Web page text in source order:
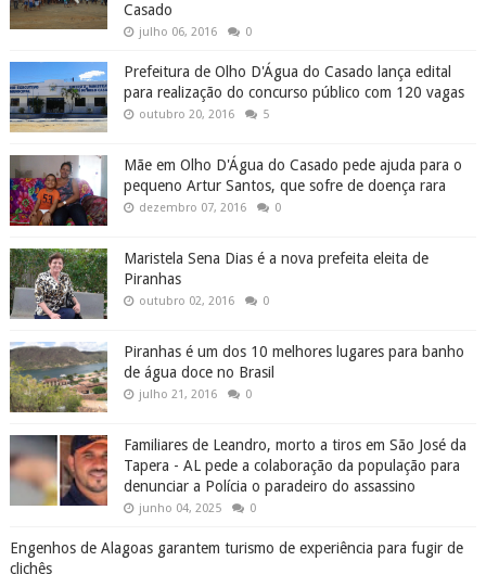
Casado
julho 06, 2016 0
Prefeitura de Olho D'Água do Casado lança edital
para realização do concurso público com 120 vagas
outubro 20, 2016 5
Mãe em Olho D'Água do Casado pede ajuda para o
pequeno Artur Santos, que sofre de doença rara
dezembro 07, 2016 0
Maristela Sena Dias é a nova prefeita eleita de
Piranhas
outubro 02, 2016 0
Piranhas é um dos 10 melhores lugares para banho
de água doce no Brasil
julho 21, 2016 0
Familiares de Leandro, morto a tiros em São José da
Tapera - AL pede a colaboração da população para
denunciar a Polícia o paradeiro do assassino
junho 04, 2025 0
Engenhos de Alagoas garantem turismo de experiência para fugir de
clichês